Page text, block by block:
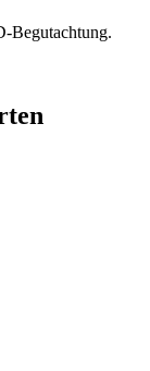
Begutachtung.